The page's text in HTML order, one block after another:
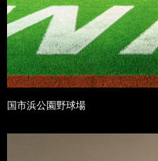
国市浜公園野球場